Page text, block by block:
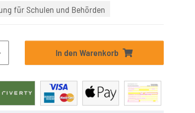
für Schulen und Behörden
In den Warenkorb